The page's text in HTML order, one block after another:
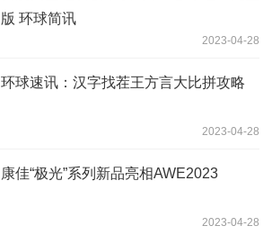
版 环球简讯
2023-04-28
环球速讯：汉字找茬王方言大比拼攻略
2023-04-28
康佳“极光”系列新品亮相AWE2023
2023-04-28